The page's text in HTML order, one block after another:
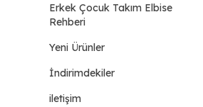
Erkek Çocuk Takım Elbise
Rehberi
Yeni Ürünler
İndirimdekiler
iletişim